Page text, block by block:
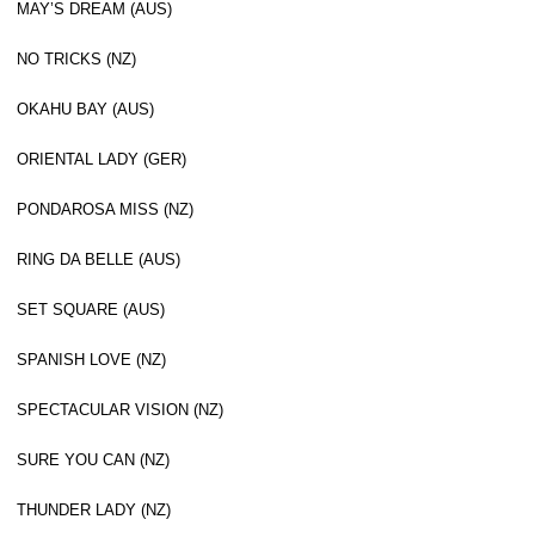
MAY’S DREAM (AUS)
NO TRICKS (NZ)
OKAHU BAY (AUS)
ORIENTAL LADY (GER)
PONDAROSA MISS (NZ)
RING DA BELLE (AUS)
SET SQUARE (AUS)
SPANISH LOVE (NZ)
SPECTACULAR VISION (NZ)
SURE YOU CAN (NZ)
THUNDER LADY (NZ)